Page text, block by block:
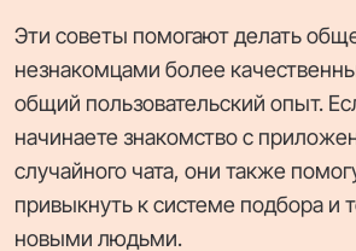
Эти советы помогают делать
незнакомцами более
общий пользовательский опыт.
начинаете знакомство с
случайного чата, они также
привыкнуть к системе подбора и
новыми людьми.